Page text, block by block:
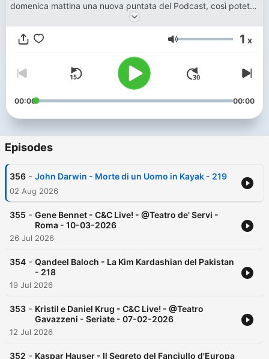
domenica mattina una nuova puntata del Podcast, così potete
cominciare la giornata di slancio e fare colazione con i baiocchi
mentre ascoltate parlare di morti ammazzati. Patreon:
https://www.patreon.com/crimeandcomedy Spotify:
https://amzn.to/3nxSVHb Google Podcast:
Sito: https://www.crimeandcomedy.it — Questo podcast fa
su Instagram o visita il sito https://vois.fm/ — 📩 Per
Volume 1 x
00:00 00:00
Episodes
356 - John Darwin - Morte di un Uomo in Kayak - 219
02 Aug 2026
355 - Gene Bennet - C&C Live! - @Teatro de' Servi -
Roma - 10-03-2026
26 Jul 2026
354 - Qandeel Baloch - La Kim Kardashian del Pakistan
- 218
19 Jul 2026
353 - Kristil e Daniel Krug - C&C Live! - @Teatro
Gavazzeni - Seriate - 07-02-2026
12 Jul 2026
352 - Kaspar Hauser - Il Segreto del Fanciullo d'Europa